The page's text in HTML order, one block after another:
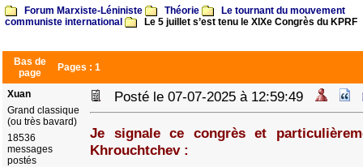
Forum Marxiste-Léniniste Théorie
Le tournant du mouvement
communiste international
Le 5 juillet s’est tenu le XIXe Congrès du KPRF
Bas de
page
Pages : 1
Xuan
Grand classique
(ou très bavard)
18536
messages
postés
Posté le 07-07-2025 à 12:59:49
Je signale ce congrès et
Khrouchtchev :